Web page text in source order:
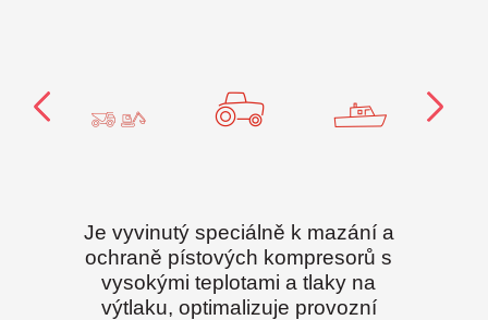
Je vyvinutý speciálně k mazání a
ochraně pístových kompresorů s
vysokými teplotami a tlaky na
výtlaku, optimalizuje provozní